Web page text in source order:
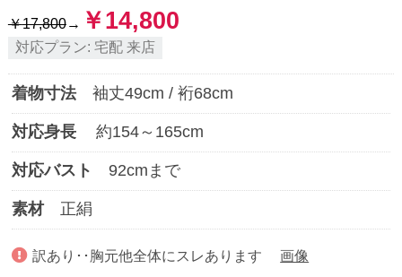
￥17,800→ ￥14,800
対応プラン: 宅配 来店
着物寸法 袖丈49cm / 裄68cm
対応身長 約154～ 165cm
対応バスト 92cmまで
素材 正絹
訳あり･･ 胸元他全体にスレあります 画像